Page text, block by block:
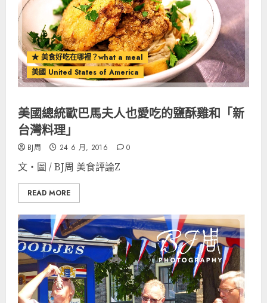
★ 美食好吃在哪裡？what a meal
美國 United States of America
美國總統歐巴馬夫人也愛吃的鹽酥雞和「新
台灣料理」
BJ周 24 6 月, 2016 0
文‧圖 / BJ周 美食評論Z
READ MORE